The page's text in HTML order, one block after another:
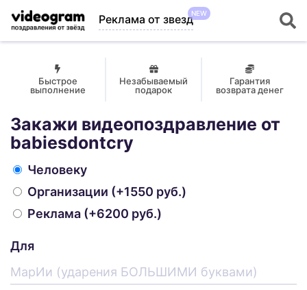
Реклама от звездNEW
Быстрое
выполнение
Незабываемый
подарок
Гарантия
возврата денег
Закажи видеопоздравление от
babiesdontcry
Человеку
Организации (+1550 руб.)
Реклама (+6200 руб.)
Для